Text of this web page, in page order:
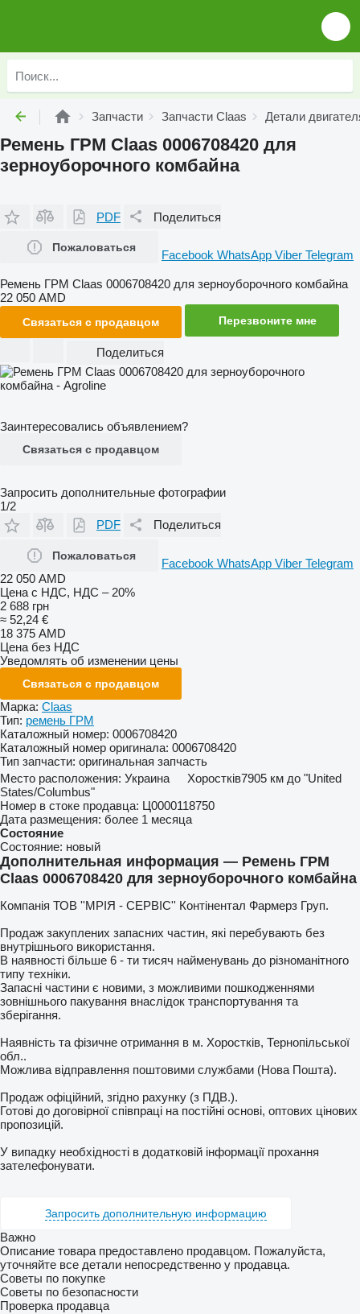
Запчасти Запчасти Claas Детали
Ремень ГРМ Claas 0006708420 для
зерноуборочного комбайна
PDF Поделиться
Пожаловаться
Facebook WhatsApp Viber Telegram
Ремень ГРМ Claas 0006708420 для зерноуборочного комбайна
22 050 AMD
Связаться с продавцом Перезвоните мне
Поделиться
Заинтересовались объявлением?
Связаться с продавцом
Запросить дополнительные фотографии
1/2
PDF
Поделиться
Пожаловаться
Facebook WhatsApp Viber Telegram
22 050 AMD
Цена с НДС, НДС – 20%
2 688 грн
≈ 52,24 €
18 375 AMD
Цена без НДС
Уведомлять об изменении цены
Связаться с продавцом
Марка: Claas
Тип: ремень ГРМ
Каталожный номер: 0006708420
Каталожный номер оригинала: 0006708420
Тип запчасти: оригинальная запчасть
Место расположения: Украина Хоростків7905 км до "United
States/Columbus"
Номер в стоке продавца: Ц0000118750
Дата размещения: более 1 месяца
Состояние
Состояние: новый
Дополнительная информация — Ремень ГРМ
Claas 0006708420 для зерноуборочного комбайна
Компанія ТОВ ''МРІЯ - СЕРВІС'' Контінентал Фармерз Груп.
Продаж закуплених запасних частин, які перебувають без
внутрішнього використання.
В наявності більше 6 - ти тисяч найменувань до різноманітного
типу техніки.
Запасні частини є новими, з можливими пошкодженнями
зовнішнього пакування внаслідок транспортування та
зберігання.
Наявність та фізичне отримання в м. Хоростків, Тернопільської
обл..
Можлива відправлення поштовими службами (Нова Пошта).
Продаж офіційний, згідно рахунку (з ПДВ.).
Готові до договірної співпраці на постійні основі, оптових цінових
пропозицій.
У випадку необхідності в додатковій інформації прохання
зателефонувати.
Запросить дополнительную информацию
Важно
Описание товара предоставлено продавцом. Пожалуйста,
уточняйте все детали непосредственно у продавца.
Советы по покупке
Советы по безопасности
Проверка продавца